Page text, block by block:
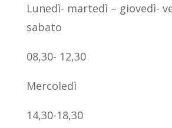
Lunedì- martedì – giovedì-
sabato
08,30- 12,30
Mercoledì
14,30-18,30